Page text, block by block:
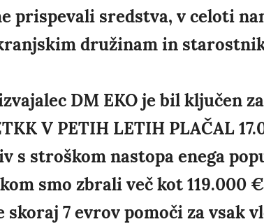
prispevali sredstva, v celoti
družinam in
DM EKO je bil ključen
V PETIH LETIH PLAČAL
s stroškom nastopa enega
smo zbrali več kot 119.000
skoraj 7 evrov pomoči za vsak